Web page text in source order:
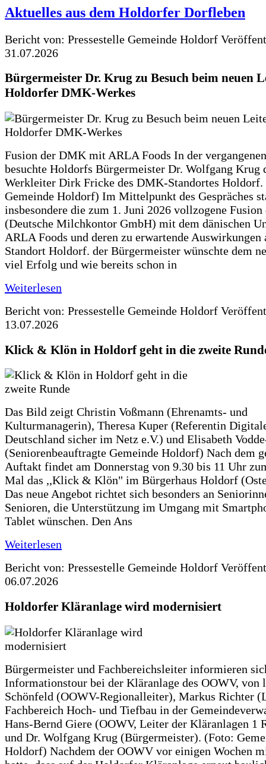
Aktuelles aus dem Holdorfer Dorfleben
Bericht von: Pressestelle Gemeinde Holdorf
31.07.2026
Bürgermeister Dr. Krug zu Besuch beim neuen
Holdorfer DMK-Werkes
Fusion der DMK mit ARLA Foods In der
besuchte Holdorfs Bürgermeister Dr. Wolfgang Krug
Werkleiter Dirk Fricke des DMK-Standortes Holdorf.
Gemeinde Holdorf) Im Mittelpunkt des Gespräches
insbesondere die zum 1. Juni 2026 vollzogene
(Deutsche Milchkontor GmbH) mit dem dänischen
ARLA Foods und deren zu erwartende Auswirkungen
Standort Holdorf. der Bürgermeister wünschte dem
viel Erfolg und wie bereits schon in
Weiterlesen
Bericht von: Pressestelle Gemeinde Holdorf
13.07.2026
Klick & Klön in Holdorf geht in die zweite
Das Bild zeigt Christin Voßmann (Ehrenamts- und
Kulturmanagerin), Theresa Kuper (Referentin
Deutschland sicher im Netz e.V.) und Elisabeth
(Seniorenbeauftragte Gemeinde Holdorf) Nach dem
Auftakt findet am Donnerstag von 9.30 bis 11 Uhr
Mal das ,,Klick & Klön" im Bürgerhaus Holdorf
Das neue Angebot richtet sich besonders an
Senioren, die Unterstützung im Umgang mit
Tablet wünschen. Den Ans
Weiterlesen
Bericht von: Pressestelle Gemeinde Holdorf
06.07.2026
Holdorfer Kläranlage wird modernisiert
Bürgermeister und Fachbereichsleiter informieren
Informationstour bei der Kläranlage des OOWV, von
Schönfeld (OOWV-Regionalleiter), Markus Richter
Fachbereich Hoch- und Tiefbau in der
Hans-Bernd Giere (OOWV, Leiter der Kläranlagen 1
und Dr. Wolfgang Krug (Bürgermeister). (Foto:
Holdorf) Nachdem der OOWV vor einigen Wochen